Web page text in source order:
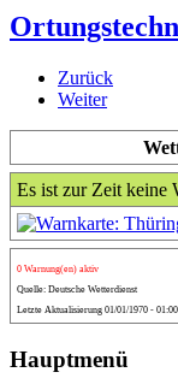
Zurück
Weiter
Es ist zur Zeit keine
0 Warnung(en) aktiv
Quelle: Deutsche Wetterdienst
Letzte Aktualisierung 01/01/1970 -
Hauptmenü